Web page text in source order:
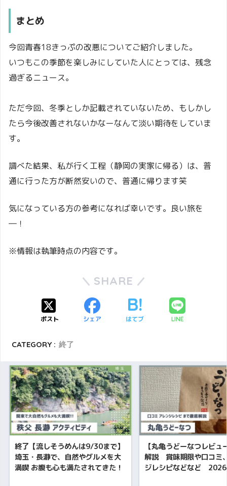
まとめ
今回青春18きっぷの改悪についてご紹介しました。
いつもこの季節を楽しみにしていた人にとっては、残念
過ぎるニュース。
ただ今回、冬季としか記載されていないため、もしかし
たら今後改善されないかなーなんて淡い期待をしていま
す。
調べた結果、私が行く工程（静岡の実家に帰る）は、普
通に行った方が断然安いので、普通に帰ります笑
気になっている方の参考になれば幸いです。良い旅を
―！
※情報は執筆時点の内容です。
SHARE
ポスト シェア はてブ LINE
CATEGORY : 終了
終了【流しそうめんは9/30まで】
埼玉・長瀞で、自然やグルメを大
満喫 お腹も心も満たされてきた！
【丸亀うどーなつレビュ
解説 賞味期限や口コミ
ジレシピなどなど